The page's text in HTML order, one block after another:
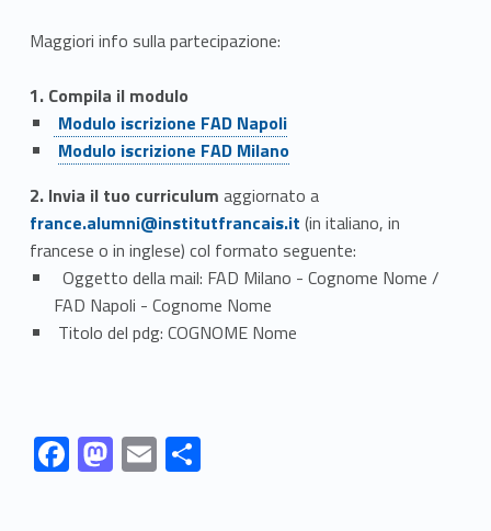
Maggiori info sulla partecipazione:
1. Compila il modulo
Link identifier #identifier__147894-2Modulo iscrizione FAD Napoli
Link identifier #identifier__58462-3
Modulo iscrizione FAD Milano
2. Invia il tuo curriculum aggiornato a
france.alumni@institutfrancais.it (in italiano, in
francese o in inglese) col formato seguente:
Oggetto della mail: FAD Milano - Cognome Nome /
FAD Napoli - Cognome Nome
Titolo del pdg: COGNOME Nome
Link identifier #identifier__148489-1 F
ac
Link identifier #identifier__173097-2 M
as
Link identifier #identifier__74879-3 E
m
Link identifier #identifier__94309-4 S
h